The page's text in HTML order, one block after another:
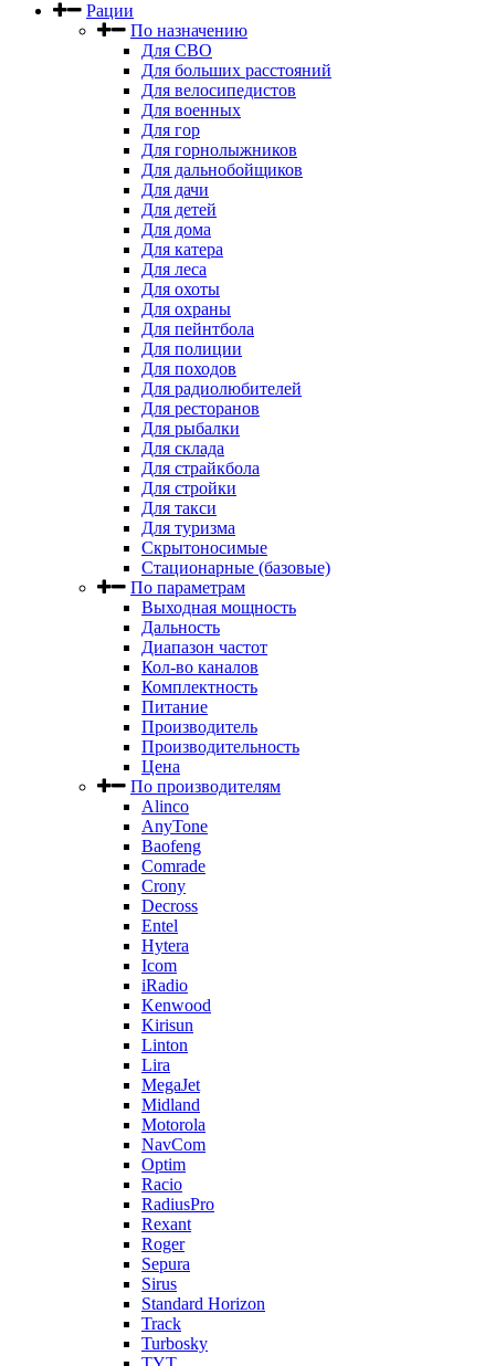
Рации
По назначению
Для СВО
Для больших расстояний
Для велосипедистов
Для военных
Для гор
Для горнолыжников
Для дальнобойщиков
Для дачи
Для детей
Для дома
Для катера
Для леса
Для охоты
Для охраны
Для пейнтбола
Для полиции
Для походов
Для радиолюбителей
Для ресторанов
Для рыбалки
Для склада
Для страйкбола
Для стройки
Для такси
Для туризма
Скрытоносимые
Стационарные (базовые)
По параметрам
Выходная мощность
Дальность
Диапазон частот
Кол-во каналов
Комплектность
Питание
Производитель
Производительность
Цена
По производителям
Alinco
AnyTone
Baofeng
Comrade
Crony
Decross
Entel
Hytera
Icom
iRadio
Kenwood
Kirisun
Linton
Lira
MegaJet
Midland
Motorola
NavCom
Optim
Racio
RadiusPro
Rexant
Roger
Sepura
Sirus
Standard Horizon
Track
Turbosky